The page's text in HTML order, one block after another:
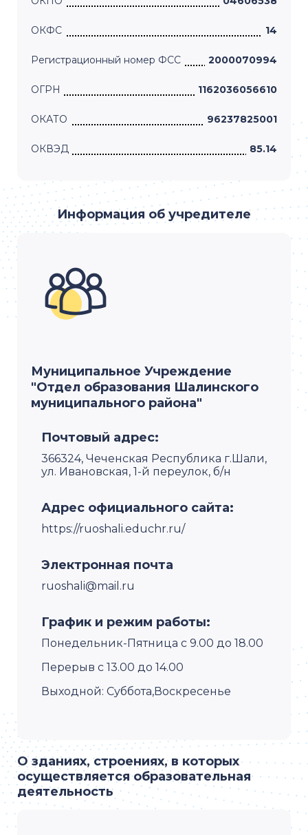
ОКФС 14
Регистрационный номер ФСС 2000070994
ОГРН 1162036056610
ОКАТО 96237825001
ОКВЭД 85.14
Информация об учредителе
Муниципальное Учреждение
"Отдел образования Шалинского
муниципального района"
Почтовый адрес:
366324, Чеченская Республика г.Шали,
ул. Ивановская, 1-й переулок, б/н
Адрес официального сайта:
https://ruoshali.educhr.ru/
Электронная почта
ruoshali@mail.ru
График и режим работы:
Понедельник-Пятница c 9.00 до 18.00
Перерыв с 13.00 до 14.00
Выходной: Суббота,Воскресенье
О зданиях, строениях, в которых
осуществляется образовательная
деятельность